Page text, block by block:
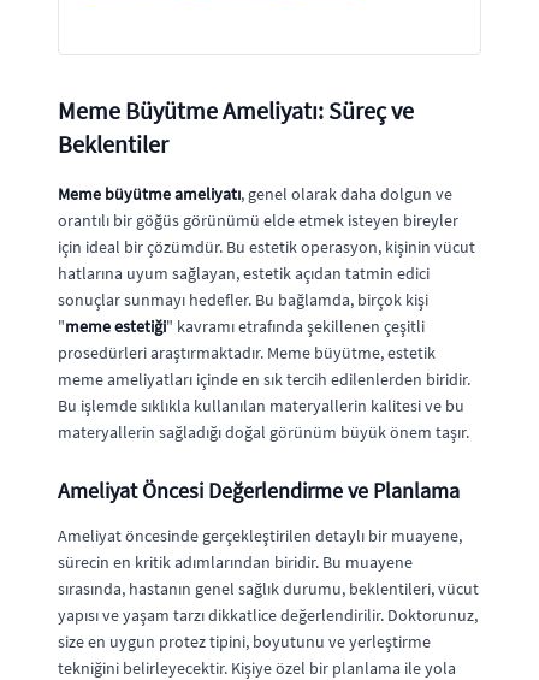
Meme Büyütme Ameliyatı: Süreç ve
Beklentiler
Meme büyütme ameliyatı, genel olarak daha dolgun ve
orantılı bir göğüs görünümü elde etmek isteyen bireyler
için ideal bir çözümdür. Bu estetik operasyon, kişinin vücut
hatlarına uyum sağlayan, estetik açıdan tatmin edici
sonuçlar sunmayı hedefler. Bu bağlamda, birçok kişi
"meme estetiği" kavramı etrafında şekillenen çeşitli
prosedürleri araştırmaktadır. Meme büyütme, estetik
meme ameliyatları içinde en sık tercih edilenlerden biridir.
Bu işlemde sıklıkla kullanılan materyallerin kalitesi ve bu
materyallerin sağladığı doğal görünüm büyük önem taşır.
Ameliyat Öncesi Değerlendirme ve Planlama
Ameliyat öncesinde gerçekleştirilen detaylı bir muayene,
sürecin en kritik adımlarından biridir. Bu muayene
sırasında, hastanın genel sağlık durumu, beklentileri, vücut
yapısı ve yaşam tarzı dikkatlice değerlendirilir. Doktorunuz,
size en uygun protez tipini, boyutunu ve yerleştirme
tekniğini belirleyecektir. Kişiye özel bir planlama ile yola